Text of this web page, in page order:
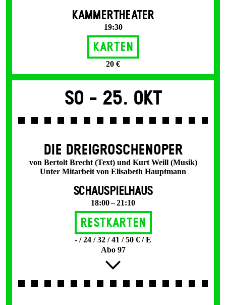
KAMMERTHEATER
19:30
Karten
20 €
So - 25. Okt
DIE DREI­GROSCHEN­OPER
von Bertolt Brecht (Text) und Kurt Weill (Musik)
Unter Mitarbeit von Elisabeth Hauptmann
SCHAUSPIELHAUS
18:00 – 21:10
Restkarten
- / 24 / 32 / 41 / 50 € / E
Abo 97